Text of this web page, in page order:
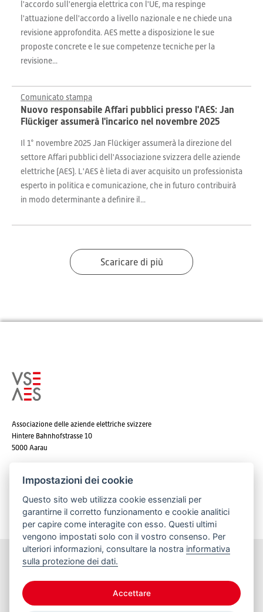
l'accordo sull'energia elettrica con l'UE, ma respinge
l'attuazione dell'accordo a livello nazionale e ne chiede una
revisione approfondita. AES mette a disposizione le sue
proposte concrete e le sue competenze tecniche per la
revisione...
Comunicato stampa
Nuovo responsabile Affari pubblici presso l'AES: Jan
Flückiger assumerà l'incarico nel novembre 2025
Il 1° novembre 2025 Jan Flückiger assumerà la direzione del
settore Affari pubblici dell'Associazione svizzera delle aziende
elettriche (AES). L'AES è lieta di aver acquisito un professionista
esperto in politica e comunicazione, che in futuro contribuirà
in modo determinante a definire il...
Scaricare di più
Associazione delle aziende elettriche svizzere
Hintere Bahnhofstrasse 10
5000 Aarau
E-mail: info@strom.ch
Rimanere informato
Impostazioni dei cookie
Questo sito web utilizza cookie essenziali per
garantirne il corretto funzionamento e cookie analitici
per capire come interagite con esso. Questi ultimi
vengono impostati solo con il vostro consenso. Per
ulteriori informazioni, consultare la nostra informativa
sulla protezione dei dati.
Accettare